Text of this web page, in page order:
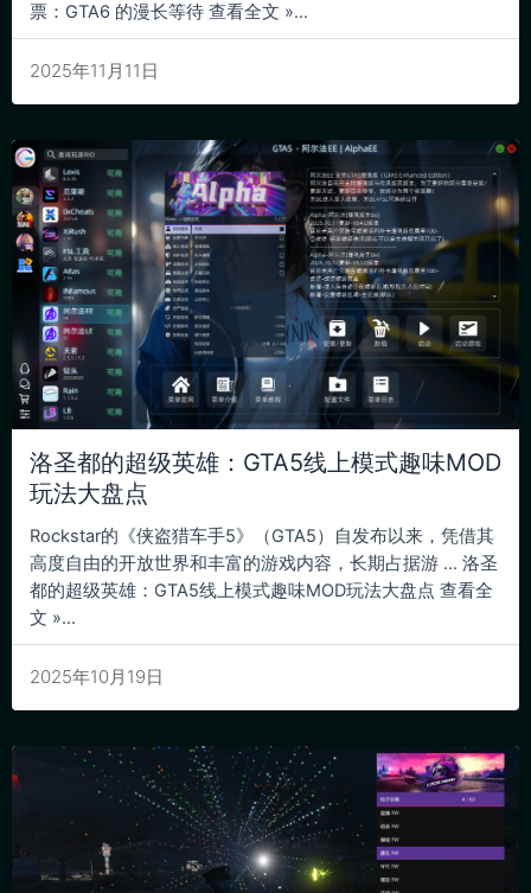
2025年11月11日
票：GTA6 的漫长等待 查看全文 »...
洛圣都的超级英雄：GTA5线上模式趣味MOD
玩法大盘点
2025年10月19日
Rockstar的《侠盗猎车手5》（GTA5）自发布以来，凭借其
高度自由的开放世界和丰富的游戏内容，长期占据游 … 洛圣
都的超级英雄：GTA5线上模式趣味MOD玩法大盘点 查看全
文 »...